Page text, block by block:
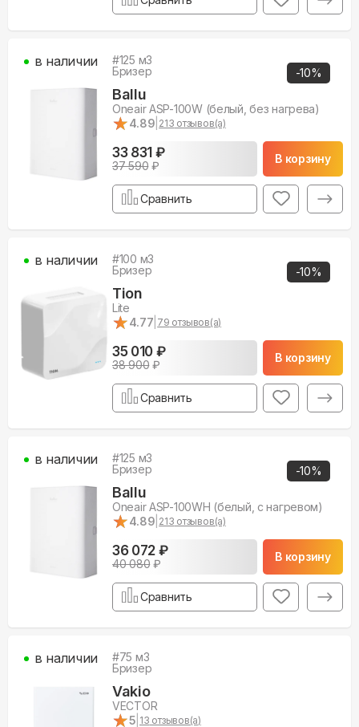
-10%
#125 м3
Бризер
Ballu
Oneair ASP-100W (белый, без нагрева)
★
★4.89 213 отзывов(а)
33 831 ₽
37 590₽
В корзину
в наличии
Сравнить
-10%
#100 м3
Бризер
Tion
Lite
★
★4.77 79 отзывов(а)
35 010 ₽
38 900₽
В корзину
в наличии
Сравнить
-10%
#125 м3
Бризер
Ballu
Oneair ASP-100WH (белый, с нагревом)
★
★4.89 213 отзывов(а)
36 072 ₽
40 080₽
В корзину
в наличии
Сравнить
#75 м3
Бризер
Vakio
VECTOR
★
★5 13 отзывов(а)
в наличии